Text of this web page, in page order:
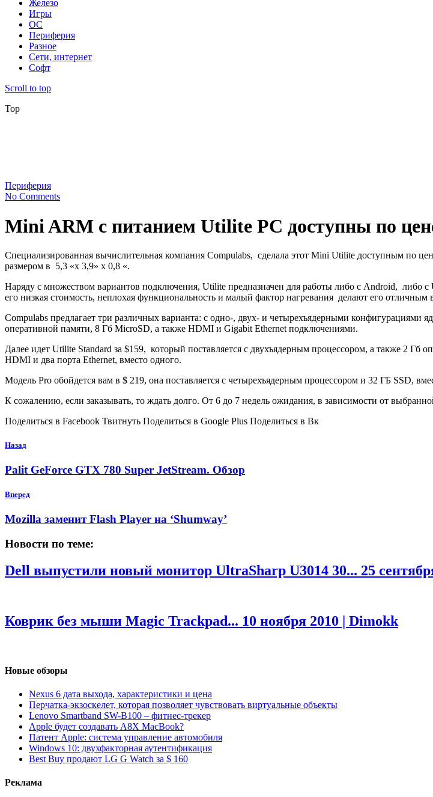
Железо
Игры
ОС
Периферия
Разное
Сети, интернет
Софт
Scroll to top
Top
Периферия
No Comments
Mini ARM с питанием Utilite PC доступны по
Специализированная вычислительная компания Compulabs, сделала этот Mini Utilite доступным по
размером в 5,3 «х 3,9» х 0,8 «.
Наряду с множеством вариантов подключения, Utilite предназначен для работы либо с Android,
его низкая стоимость, неплохая функциональность и малый фактор нагревания делают его отличным
Compulabs предлагает три различных варианта: с одно-, двух- и четырехъядерными
оперативной памяти, 8 Гб MicroSD, а также HDMI и Gigabit Ethernet подключениями.
Далее идет Utilite Standard за $159, который поставляется с двухъядерным процессором, а также 2
HDMI и два порта Ethernet, вместо одного.
Модель Pro обойдется вам в $ 219, она поставляется с четырехъядерным процессором и 32 ГБ SSD,
К сожалению, если заказывать, то ждать долго. От 6 до 7 недель ожидания, в зависимости от
Поделиться в Facebook Твитнуть Поделиться в Google Plus Поделиться в Вк
Назад
Palit GeForce GTX 780 Super JetStream. Обзор
Вперед
Mozilla заменит Flash Player на ‘Shumway’
Новости по теме:
Dell выпустили новый монитор UltraSharp U3014 30... 25
Коврик без мыши Magiс Trackpad... 10 ноября 2010 | Dimokk
Новые обзоры
Nexus 6 дата выхода, характеристики и цена
Перчатка-экзоскелет, которая позволяет чувствовать виртуальные объекты
Lenovo Smartband SW-B100 – фитнес-трекер
Apple будет создавать A8X MacBook?
Патент Apple: система управление автомобиля
Windows 10: двухфакторная аутентификация
Best Buy продают LG G Watch за $ 160
Реклама